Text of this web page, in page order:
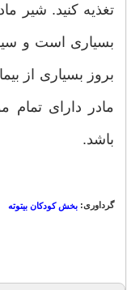
تغذیه کنید. شیر
بسیاری است و
بروز بسیاری از
مادر دارای
باشد.
گرداوری: بخش کودکان بیتوته